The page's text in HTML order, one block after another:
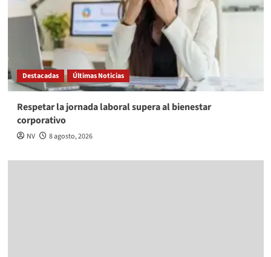
Destacadas Últimas Noticias
Respetar la jornada laboral supera al bienestar
corporativo
NV 8 agosto, 2026